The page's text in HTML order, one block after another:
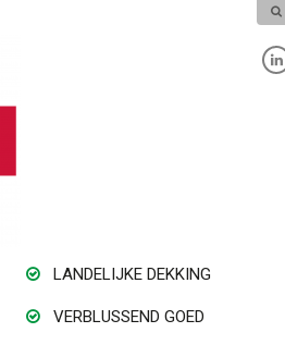
LANDELIJKE DEKKING
VERBLUSSEND GOED